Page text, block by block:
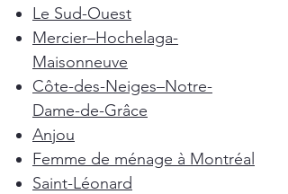
Le Sud-Ouest
Mercier–Hochelaga-
Maisonneuve
Côte-des-Neiges–Notre-
Dame-de-Grâce
Anjou
Femme de ménage à Montréal
Saint-Léonard